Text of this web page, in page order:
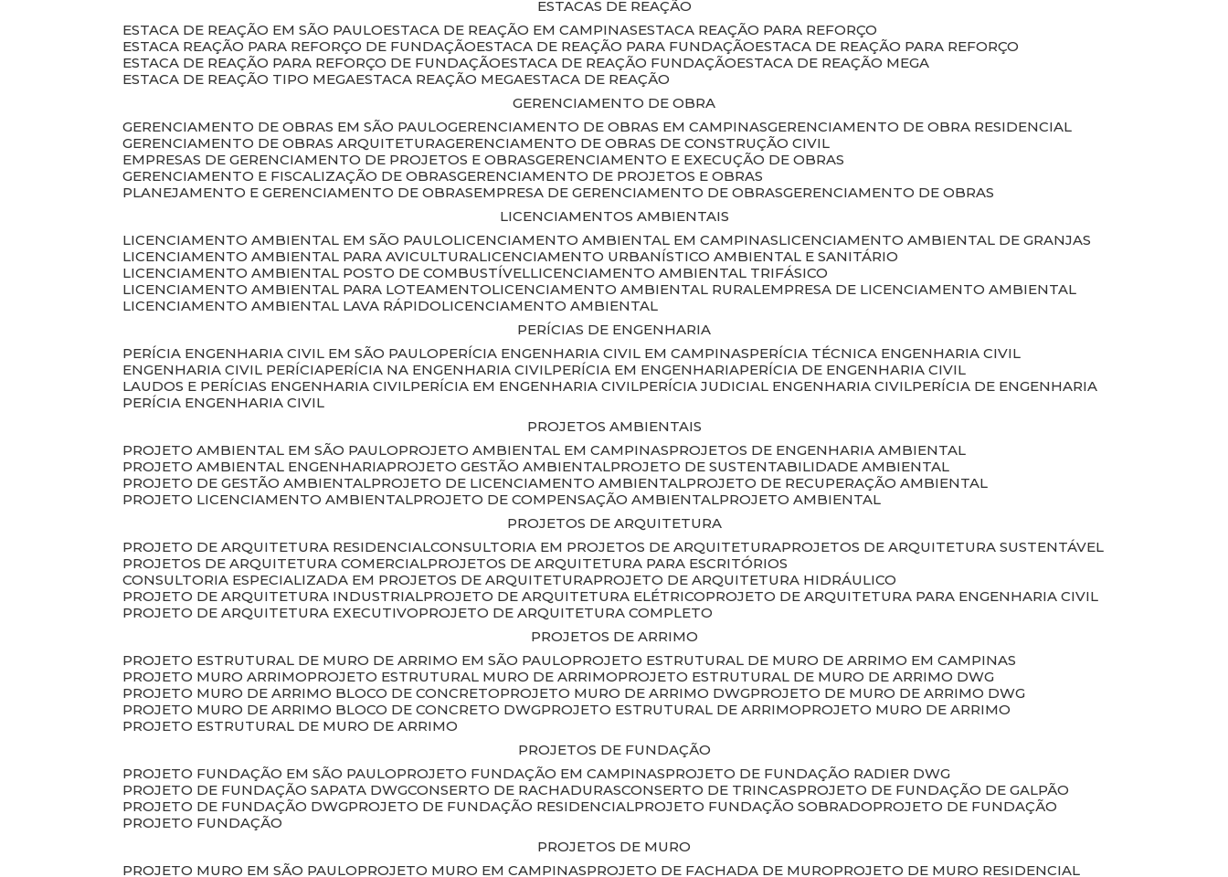
ESTACAS DE REAÇÃO
ESTACA DE REAÇÃO EM SÃO PAULO
ESTACA DE REAÇÃO EM CAMPINAS
ESTACA REAÇÃO PARA REFORÇO
ESTACA REAÇÃO PARA REFORÇO DE FUNDAÇÃO
ESTACA DE REAÇÃO PARA FUNDAÇÃO
ESTACA DE REAÇÃO PARA REFORÇO
ESTACA DE REAÇÃO PARA REFORÇO DE FUNDAÇÃO
ESTACA DE REAÇÃO FUNDAÇÃO
ESTACA DE REAÇÃO MEGA
ESTACA DE REAÇÃO TIPO MEGA ESTACA REAÇÃO MEGA ESTACA DE REAÇÃO
GERENCIAMENTO DE OBRA
GERENCIAMENTO DE OBRAS EM SÃO PAULO
GERENCIAMENTO DE OBRAS EM CAMPINAS
GERENCIAMENTO DE OBRA RESIDENCIAL
GERENCIAMENTO DE OBRAS ARQUITETURA
GERENCIAMENTO DE OBRAS DE CONSTRUÇÃO CIVIL
EMPRESAS DE GERENCIAMENTO DE PROJETOS E OBRAS
GERENCIAMENTO E EXECUÇÃO DE OBRAS
GERENCIAMENTO E FISCALIZAÇÃO DE OBRAS
GERENCIAMENTO DE PROJETOS E OBRAS
PLANEJAMENTO E GERENCIAMENTO DE OBRAS
EMPRESA DE GERENCIAMENTO DE OBRAS
GERENCIAMENTO DE OBRAS
LICENCIAMENTOS AMBIENTAIS
LICENCIAMENTO AMBIENTAL EM SÃO PAULO LICENCIAMENTO AMBIENTAL EM CAMPINAS LICENCIAMENTO AMBIENTAL DE GRANJAS
LICENCIAMENTO AMBIENTAL PARA AVICULTURA LICENCIAMENTO URBANÍSTICO AMBIENTAL E SANITÁRIO
LICENCIAMENTO AMBIENTAL POSTO DE COMBUSTÍVEL LICENCIAMENTO AMBIENTAL TRIFÁSICO
LICENCIAMENTO AMBIENTAL PARA LOTEAMENTO LICENCIAMENTO AMBIENTAL RURAL EMPRESA DE LICENCIAMENTO AMBIENTAL
LICENCIAMENTO AMBIENTAL LAVA RÁPIDO LICENCIAMENTO AMBIENTAL
PERÍCIAS DE ENGENHARIA
PERÍCIA ENGENHARIA CIVIL EM SÃO PAULO
PERÍCIA ENGENHARIA CIVIL EM CAMPINAS
PERÍCIA TÉCNICA ENGENHARIA CIVIL
ENGENHARIA CIVIL PERÍCIA
PERÍCIA NA ENGENHARIA CIVIL PERÍCIA EM ENGENHARIA
PERÍCIA DE ENGENHARIA CIVIL
LAUDOS E PERÍCIAS ENGENHARIA CIVIL
PERÍCIA EM ENGENHARIA CIVIL PERÍCIA JUDICIAL ENGENHARIA CIVIL
PERÍCIA DE ENGENHARIA
PERÍCIA ENGENHARIA CIVIL
PROJETOS AMBIENTAIS
PROJETO AMBIENTAL EM SÃO PAULO
PROJETO AMBIENTAL EM CAMPINAS
PROJETOS DE ENGENHARIA AMBIENTAL
PROJETO AMBIENTAL ENGENHARIA
PROJETO GESTÃO AMBIENTAL
PROJETO DE SUSTENTABILIDADE AMBIENTAL
PROJETO DE GESTÃO AMBIENTAL
PROJETO DE LICENCIAMENTO AMBIENTAL
PROJETO DE RECUPERAÇÃO AMBIENTAL
PROJETO LICENCIAMENTO AMBIENTAL
PROJETO DE COMPENSAÇÃO AMBIENTAL
PROJETO AMBIENTAL
PROJETOS DE ARQUITETURA
PROJETO DE ARQUITETURA RESIDENCIAL CONSULTORIA EM PROJETOS DE ARQUITETURA
PROJETOS DE ARQUITETURA SUSTENTÁVEL
PROJETOS DE ARQUITETURA COMERCIAL
PROJETOS DE ARQUITETURA PARA ESCRITÓRIOS
CONSULTORIA ESPECIALIZADA EM PROJETOS DE ARQUITETURA
PROJETO DE ARQUITETURA HIDRÁULICO
PROJETO DE ARQUITETURA INDUSTRIAL
PROJETO DE ARQUITETURA ELÉTRICO
PROJETO DE ARQUITETURA PARA ENGENHARIA CIVIL
PROJETO DE ARQUITETURA EXECUTIVO
PROJETO DE ARQUITETURA COMPLETO
PROJETOS DE ARRIMO
PROJETO ESTRUTURAL DE MURO DE ARRIMO EM SÃO PAULO
PROJETO ESTRUTURAL DE MURO DE ARRIMO EM CAMPINAS
PROJETO MURO ARRIMO
PROJETO ESTRUTURAL MURO DE ARRIMO
PROJETO ESTRUTURAL DE MURO DE ARRIMO DWG
PROJETO MURO DE ARRIMO BLOCO DE CONCRETO
PROJETO MURO DE ARRIMO DWG
PROJETO DE MURO DE ARRIMO DWG
PROJETO MURO DE ARRIMO BLOCO DE CONCRETO DWG
PROJETO ESTRUTURAL DE ARRIMO
PROJETO MURO DE ARRIMO
PROJETO ESTRUTURAL DE MURO DE ARRIMO
PROJETOS DE FUNDAÇÃO
PROJETO FUNDAÇÃO EM SÃO PAULO
PROJETO FUNDAÇÃO EM CAMPINAS
PROJETO DE FUNDAÇÃO RADIER DWG
PROJETO DE FUNDAÇÃO SAPATA DWG CONSERTO DE RACHADURAS CONSERTO DE TRINCAS
PROJETO DE FUNDAÇÃO DE GALPÃO
PROJETO DE FUNDAÇÃO DWG
PROJETO DE FUNDAÇÃO RESIDENCIAL PROJETO FUNDAÇÃO SOBRADO
PROJETO DE FUNDAÇÃO
PROJETO FUNDAÇÃO
PROJETOS DE MURO
PROJETO MURO EM SÃO PAULO
PROJETO MURO EM CAMPINAS PROJETO DE FACHADA DE MURO
PROJETO DE MURO RESIDENCIAL